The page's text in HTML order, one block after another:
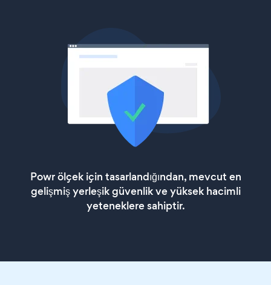
Powr ölçek için tasarlandığından, mevcut en
gelişmiş yerleşik güvenlik ve yüksek hacimli
yeteneklere sahiptir.